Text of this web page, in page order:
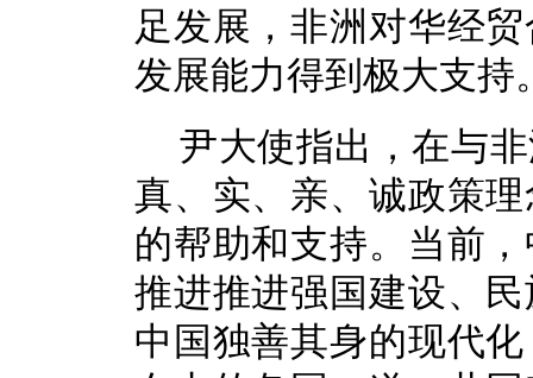
足发展，非洲对华经
发展能力得到极大支持
尹大使指出，在与
真、实、亲、诚政策
的帮助和支持。 当前，
推进推进强国建设、
中国独善其身的现代